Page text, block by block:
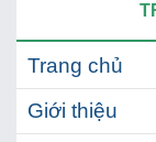
Trang chủ
Giới thiệu